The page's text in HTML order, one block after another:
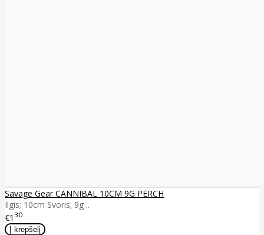
Savage Gear CANNIBAL 10CM 9G PERCH
Ilgis; 10cm Svoris; 9g ..
€1 30